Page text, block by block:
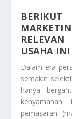
RELEVAN
USAHA INI
Dalam era
semakin
hanya
pemasaran